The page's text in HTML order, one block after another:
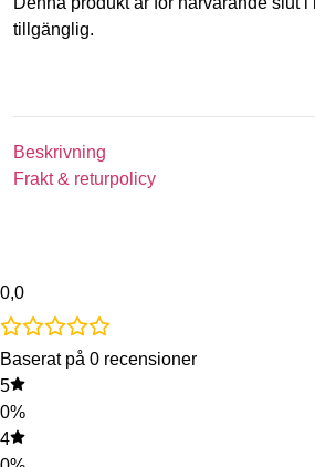
tillgänglig.
Beskrivning
Frakt & returpolicy
0,0
Baserat på 0 recensioner
5
0%
4